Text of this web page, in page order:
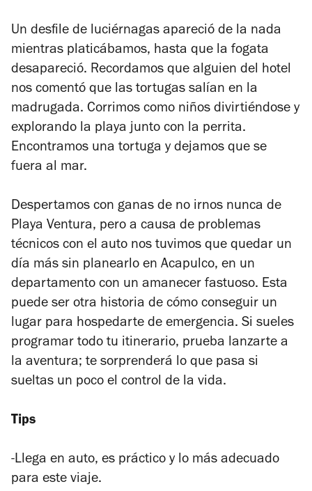
Un desfile de luciérnagas apareció de la nada
mientras platicábamos, hasta que la fogata
desapareció. Recordamos que alguien del hotel
nos comentó que las tortugas salían en la
madrugada. Corrimos como niños divirtiéndose y
explorando la playa junto con la perrita.
Encontramos una tortuga y dejamos que se
fuera al mar.
Despertamos con ganas de no irnos nunca de
Playa Ventura, pero a causa de problemas
técnicos con el auto nos tuvimos que quedar un
día más sin planearlo en Acapulco, en un
departamento con un amanecer fastuoso. Esta
puede ser otra historia de cómo conseguir un
lugar para hospedarte de emergencia. Si sueles
programar todo tu itinerario, prueba lanzarte a
la aventura; te sorprenderá lo que pasa si
sueltas un poco el control de la vida.
Tips
-Llega en auto, es práctico y lo más adecuado
para este viaje.